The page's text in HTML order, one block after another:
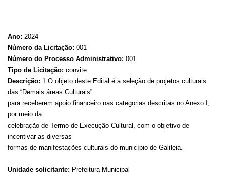
Ano: 2024
Número da Licitação: 001
Número do Processo Administrativo: 001
Tipo de Licitação: convite
Descrição: 1 O objeto deste Edital é a seleção de projetos culturais
das “Demais áreas Culturais”
para receberem apoio financeiro nas categorias descritas no Anexo I,
por meio da
celebração de Termo de Execução Cultural, com o objetivo de
incentivar as diversas
formas de manifestações culturais do município de Galileia.
Unidade solicitante: Prefeitura Municipal